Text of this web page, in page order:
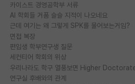
카이스트 경영공학부 서류
AI 학회들 거품 슬슬 지적이 나오네요
근데 여기는 왜 그렇게 SPK를 물어보는거임?
면접 복장
편입생 학부연구생 질문
세컨티어 학회의 위상
연구실 후배와의 관계